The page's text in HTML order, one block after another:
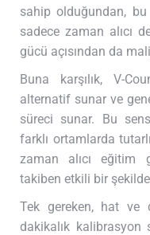
sahip olduğundan,
sadece zaman alıcı
gücü açısından da
Buna karşılık, V-
alternatif sunar ve
süreci sunar. Bu
farklı ortamlarda
zaman alıcı eğitim
takiben etkili bir şekilde
Tek gereken, hat ve
dakikalık kalibrasyon